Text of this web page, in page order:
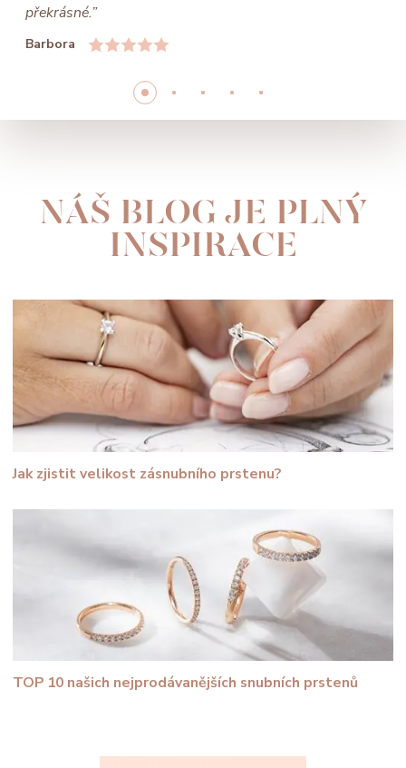
překrásné.”
Barbora
NÁŠ BLOG JE PLNÝ
INSPIRACE
Jak zjistit velikost zásnubního prstenu?
TOP 10 našich nejprodávanějších snubních prstenů